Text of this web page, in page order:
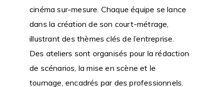
cinéma sur-mesure. Chaque équipe se lance
dans la création de son court-métrage,
illustrant des thèmes clés de l’entreprise.
Des ateliers sont organisés pour la rédaction
de scénarios, la mise en scène et le
tournage, encadrés par des professionnels.